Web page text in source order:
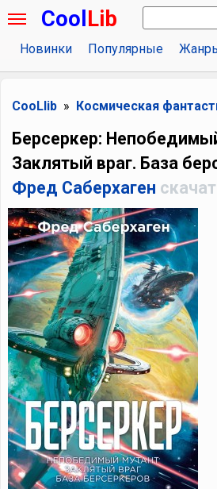
Cool Lib
Новинки Популярные
CooLlib Космическая
Берсеркер:
Заклятый враг. База
Фред Саберхаген